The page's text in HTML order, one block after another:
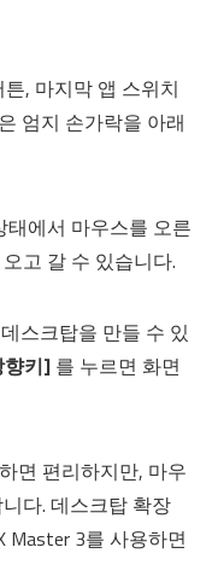
, 마지막 앱 스위치
엄지 손가락을 아래
에서 마우스를 오른
고 갈 수 있습니다.
스크탑을 만들 수 있
키] 를 누르면 화면
면 편리하지만, 마우
다. 데스크탑 확장
Master 3를 사용하면